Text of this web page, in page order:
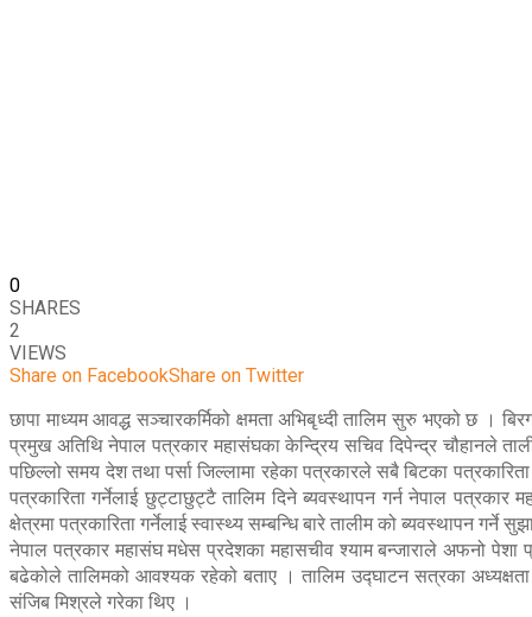
0
SHARES
2
VIEWS
Share on FacebookShare on Twitter
छापा माध्यम आवद्ध सञ्चारकर्मिको क्षमता अभिबृध्दी तालिम सुरु भएको छ ।
प्रमुख अतिथि नेपाल पत्रकार महासंघका केन्द्रिय सचिव दिपेन्द्र चौहानले
पछिल्लो समय देश तथा पर्सा जिल्लामा रहेका पत्रकारले सबै बिटका
पत्रकारिता गर्नेलाई छुट्टाछुट्टै तालिम दिने ब्यवस्थापन गर्न नेपाल पत्रकार
क्षेत्रमा पत्रकारिता गर्नेलाई स्वास्थ्य सम्बन्धि बारे तालीम को ब्यवस्थापन
नेपाल पत्रकार महासंघ मधेस प्रदेशका महासचीव श्याम बन्जाराले अफनो पेशा
बढेकोले तालिमको आवश्यक रहेको बताए । तालिम उद्घाटन सत्रका अध्यक्षता
संजिब मिश्रले गरेका थिए ।